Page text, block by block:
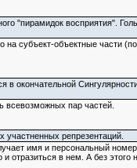
"пирамидок восприятия".
на субъект-объектные части
в окончательной
всевозможных пар частей.
участненных репрезентаций.
имя и персональный
в нем. А без этого